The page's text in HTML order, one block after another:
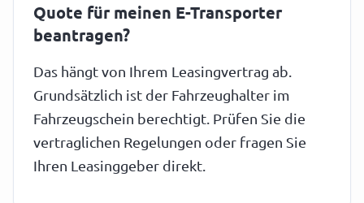
Quote für meinen E-Transporter
beantragen?
Das hängt von Ihrem Leasingvertrag ab.
Grundsätzlich ist der Fahrzeughalter im
Fahrzeugschein berechtigt. Prüfen Sie die
vertraglichen Regelungen oder fragen Sie
Ihren Leasinggeber direkt.